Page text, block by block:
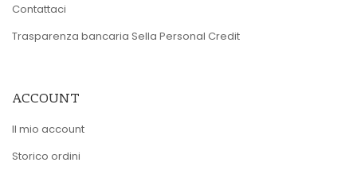
Contattaci
Trasparenza bancaria Sella Personal Credit
ACCOUNT
Il mio account
Storico ordini